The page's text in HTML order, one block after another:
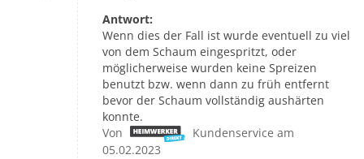
Antwort:
Wenn dies der Fall ist wurde eventuell zu viel
von dem Schaum eingespritzt, oder
möglicherweise wurden keine Spreizen
benutzt bzw. wenn dann zu früh entfernt
bevor der Schaum vollständig aushärten
konnte.
Von
Kundenservice am
05.02.2023